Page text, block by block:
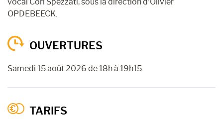
OPDEBEECK.
OUVERTURES
Samedi 15 août 2026 de 18h à 19h15.
TARIFS